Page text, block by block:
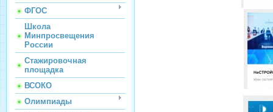
ФГОС
Школа
Минпросвещения
России
Стажировочная
площадка
ВСОКО
Олимпиады